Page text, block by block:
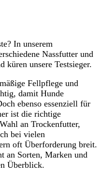
In unserem
Nassfutter und
küren unsere Testsieger.
Fellpflege und
damit Hunde
ebenso essenziell für
ist die richtige
an Trockenfutter,
bei vielen
oft Überforderung breit.
an Sorten, Marken und
Überblick.